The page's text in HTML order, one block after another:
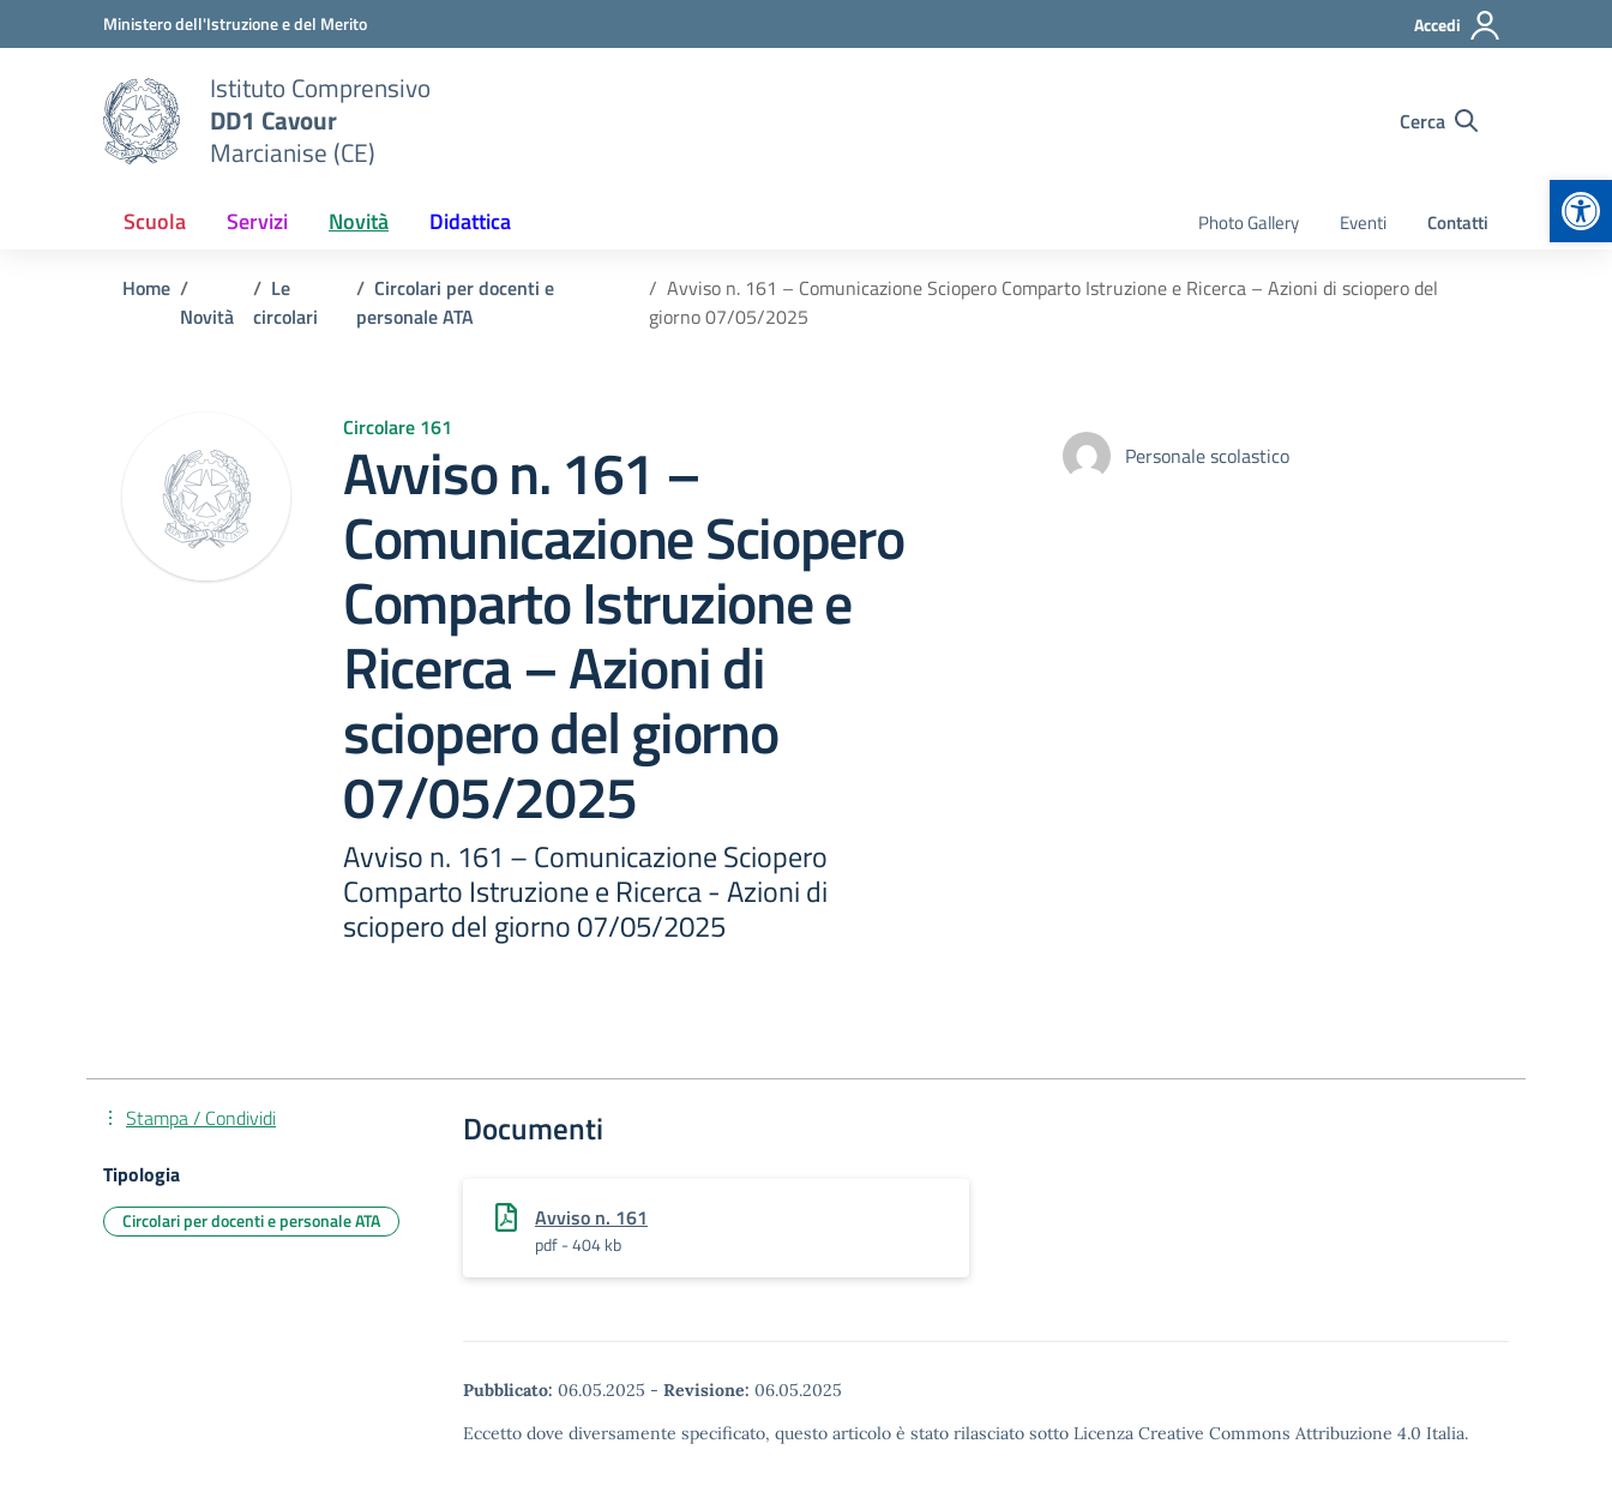
Vai ai contenuti
Vai al menu di navigazioneMinistero dell'Istruzione e del Merito Accedi
Istituto Comprensivo
DD1 Cavour
Marcianise (CE)
Cerca
Scuola Servizi Novità Didattica Photo Gallery Eventi Contatti
Home
Novità
Le
circolari
Circolari per docenti e
personale ATA
Avviso n. 161 – Comunicazione Sciopero Comparto Istruzione e Ricerca – Azioni di sciopero del
giorno 07/05/2025
Circolare 161
Avviso n. 161 –
Comunicazione Sciopero
Comparto Istruzione e
Ricerca – Azioni di
sciopero del giorno
07/05/2025
Avviso n. 161 – Comunicazione Sciopero
Comparto Istruzione e Ricerca - Azioni di
sciopero del giorno 07/05/2025
Personale scolastico
Documenti
Avviso n. 161
pdf - 404 kb
Pubblicato: 06.05.2025 - Revisione: 06.05.2025
Eccetto dove diversamente specificato, questo articolo è stato rilasciato sotto Licenza Creative Commons Attribuzione 4.0 Italia.
Stampa / Condividi
Tipologia
Circolari per docenti e personale ATA